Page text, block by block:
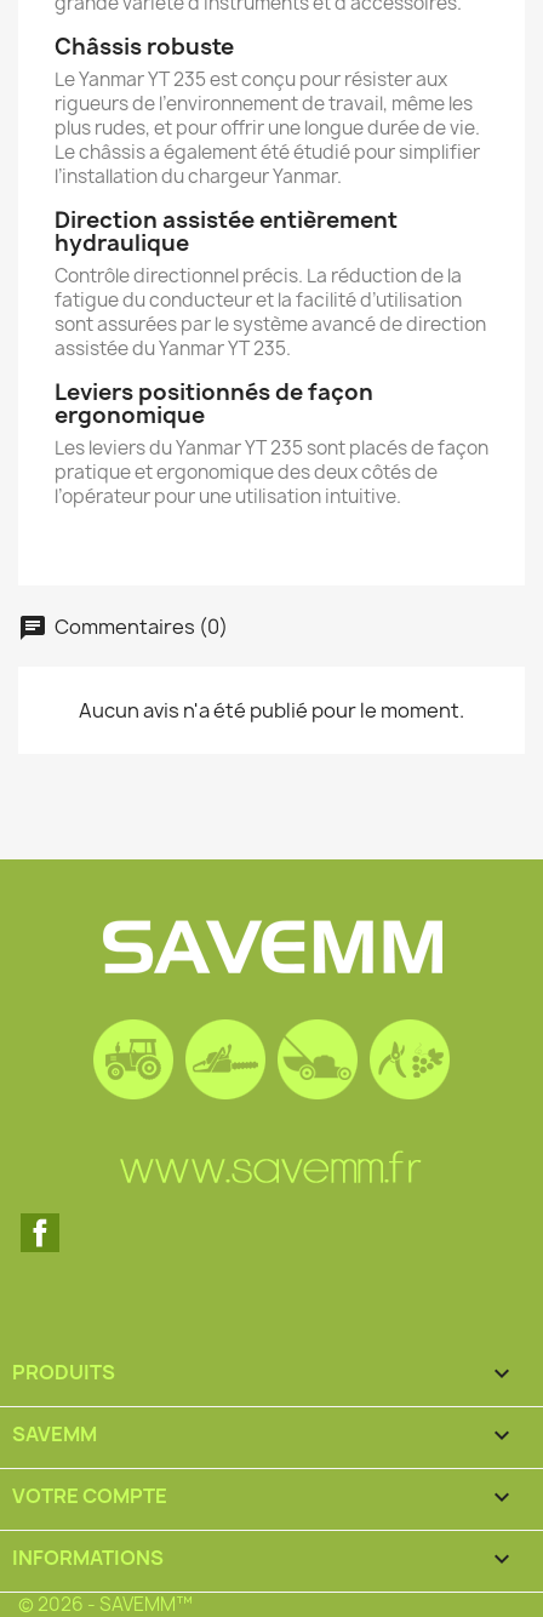
Châssis robuste
Le Yanmar YT 235 est conçu pour résister aux
rigueurs de l’environnement de travail, même les
plus rudes, et pour offrir une longue durée de vie.
Le châssis a également été étudié pour simplifier
l’installation du chargeur Yanmar.
Direction assistée entièrement
hydraulique
Contrôle directionnel précis. La réduction de la
fatigue du conducteur et la facilité d’utilisation
sont assurées par le système avancé de direction
assistée du Yanmar YT 235.
Leviers positionnés de façon
ergonomique
Les leviers du Yanmar YT 235 sont placés de façon
pratique et ergonomique des deux côtés de
l’opérateur pour une utilisation intuitive.
Commentaires (0)
Aucun avis n'a été publié pour le moment.
PRODUITS 
SAVEMM 
VOTRE COMPTE 
INFORMATIONS keyboard_arrow_down
© 2026 - SAVEMM™